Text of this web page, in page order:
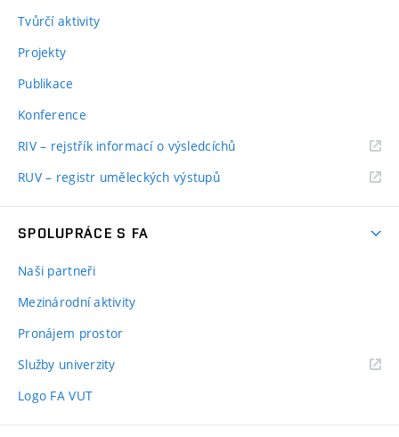
Tvůrčí aktivity
Projekty
Publikace
Konference
RIV – rejstřík informací o výsledcíchů
RUV – registr uměleckých výstupů
SPOLUPRÁCE S FA
Naši partneři
Mezinárodní aktivity
Pronájem prostor
Služby univerzity
Logo FA VUT